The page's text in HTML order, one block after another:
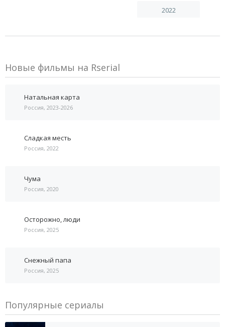
2022
Новые фильмы на Rserial
Натальная карта
Россия, 2023-2026
Сладкая месть
Россия, 2022
Чума
Россия, 2020
Осторожно, люди
Россия, 2025
Снежный папа
Россия, 2025
Популярные сериалы